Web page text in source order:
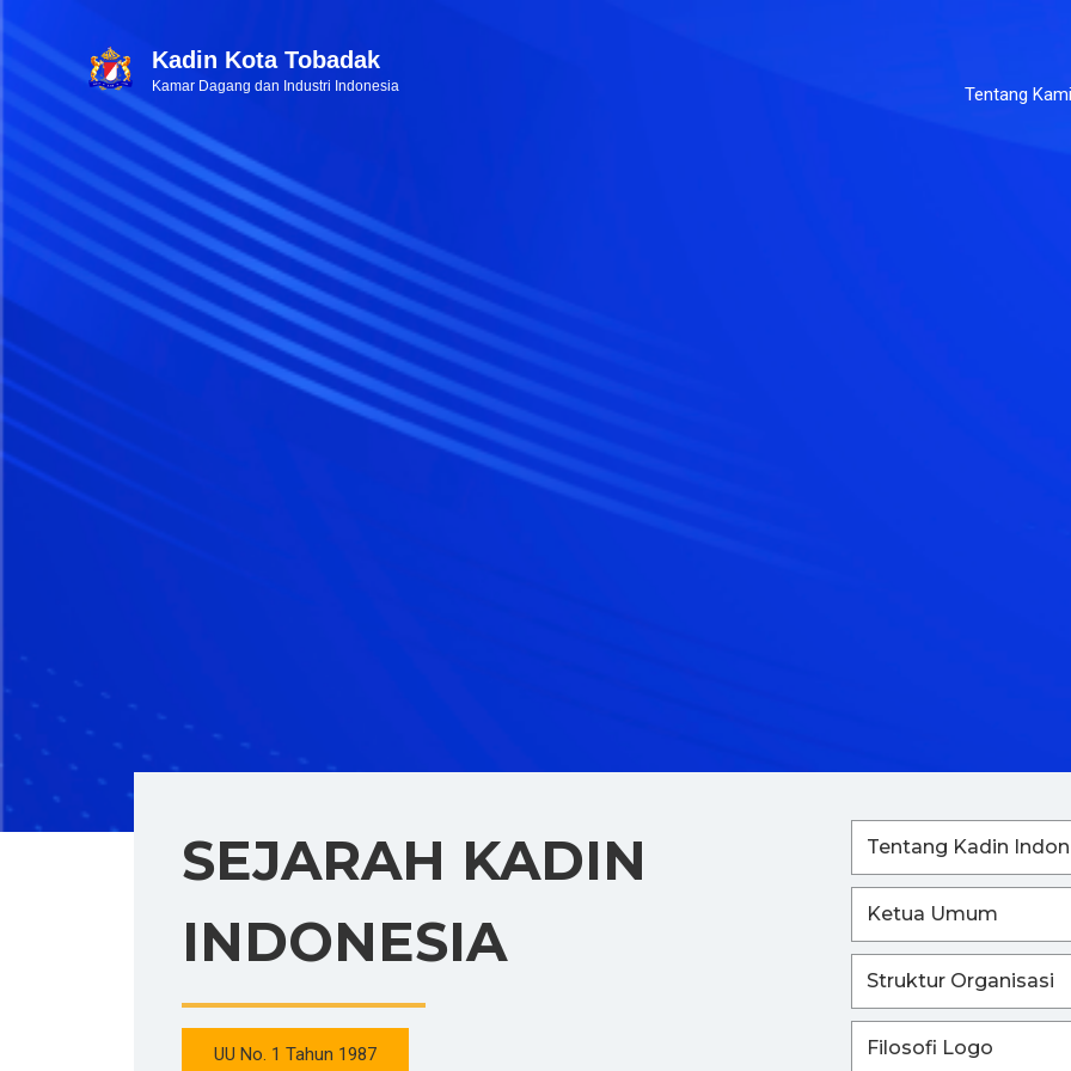
Kadin Kota Tobadak
Kamar Dagang dan Industri Indonesia Tentang Kami
SEJARAH KADIN
INDONESIA
UU No. 1 Tahun 1987
Tentang Kadin
Ketua Umum
Struktur Organisasi
Filosofi Logo